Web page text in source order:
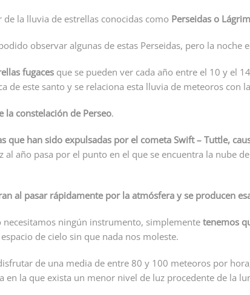
la lluvia de estrellas conocidas como Perseidas o
observar algunas de estas Perseidas, pero la
fugaces que se pueden ver cada año entre el 10 y el
de este santo y se relaciona esta lluvia de meteoros
la constelación de Perseo.
que han sido expulsadas por el cometa Swift – Tuttle,
año pasa por el punto en el que se encuentra la nube
al pasar rápidamente por la atmósfera y se producen
necesitamos ningún instrumento, simplemente tenemos
de cielo sin que nada nos moleste.
de una media de entre 80 y 100 meteoros por
en la que exista un menor nivel de luz procedente de la